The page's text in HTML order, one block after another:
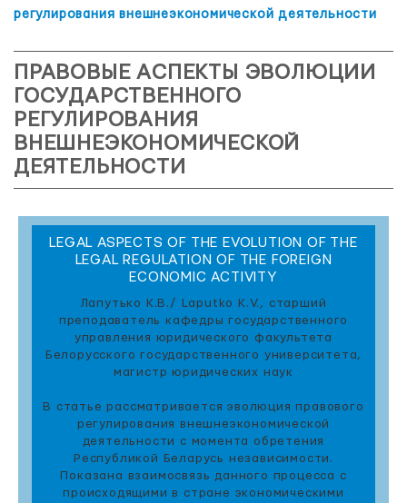
регулирования внешнеэкономической деятельности
ПРАВОВЫЕ АСПЕКТЫ ЭВОЛЮЦИИ
ГОСУДАРСТВЕННОГО
РЕГУЛИРОВАНИЯ
ВНЕШНЕЭКОНОМИЧЕСКОЙ
ДЕЯТЕЛЬНОСТИ
LEGAL ASPECTS OF THE EVOLUTION OF THE
LEGAL REGULATION OF THE FOREIGN
ECONOMIC ACTIVITY
Лапутько К.В./ Laputko K.V., старший
преподаватель кафедры государственного
управления юридического факультета
Белорусского государственного университета,
магистр юридических наук
В статье рассматривается эволюция правового
регулирования внешнеэкономической
деятельности с момента обретения
Республикой Беларусь независимости.
Показана взаимосвязь данного процесса с
происходящими в стране экономическими